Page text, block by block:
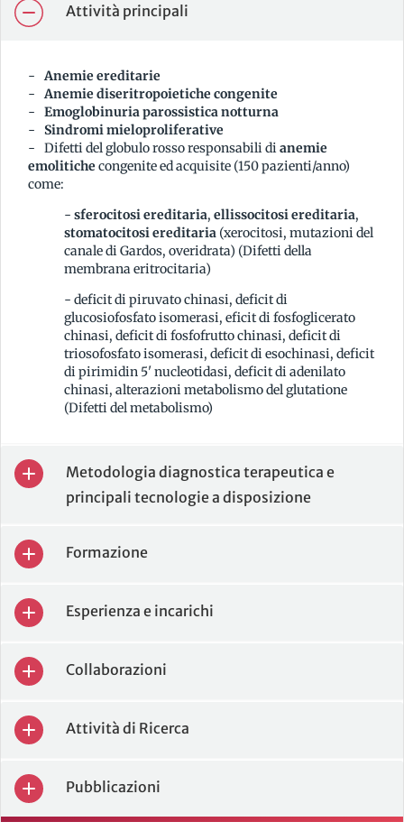
Attività principali
Anemie ereditarie
Anemie diseritropoietiche congenite
Emoglobinuria parossistica notturna
Sindromi mieloproliferative
Difetti del globulo rosso responsabili dianemie
emolitichecongenite ed acquisite (150 pazienti/anno)
come:
- sferocitosi ereditaria, ellissocitosi ereditaria,
stomatocitosi ereditaria (xerocitosi, mutazioni del
canale di Gardos, overidrata) (Difetti della
membrana eritrocitaria)
- deficit di piruvato chinasi, deficit di
glucosiofosfato isomerasi, eficit di fosfoglicerato
chinasi, deficit di fosfofrutto chinasi, deficit di
triosofosfato isomerasi, deficit di esochinasi, deficit
di pirimidin 5' nucleotidasi, deficit di adenilato
chinasi, alterazioni metabolismo del glutatione
(Difetti del metabolismo)
Metodologia diagnostica terapeutica e
principali tecnologie a disposizione
Formazione
Esperienza e incarichi
Collaborazioni
Attività di Ricerca
Pubblicazioni